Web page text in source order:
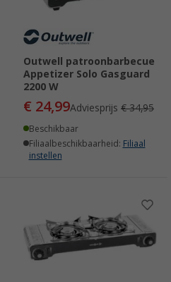
Outwell patroonbarbecue
Appetizer Solo Gasguard
2200 W
€ 24,99Adviesprijs € 34,95
Beschikbaar
Filiaalbeschikbaarheid: Filiaal
instellen